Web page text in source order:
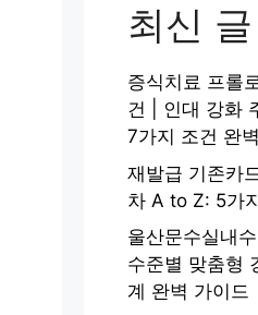
최신 글
증식치료 프롤
건 | 인대 강화
7가지 조건 완
재발급 기존카
차 A to Z: 5가
울산문수실내
수준별 맞춤형
계 완벽 가이드